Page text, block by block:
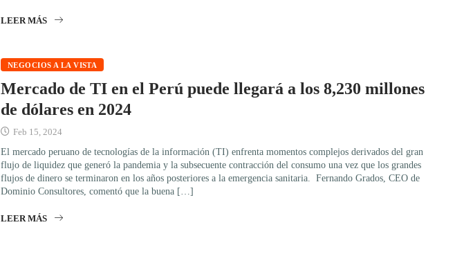
LEER MÁS
NEGOCIOS A LA VISTA
Mercado de TI en el Perú puede llegará a los 8,230 millones
de dólares en 2024
Feb 15, 2024
El mercado peruano de tecnologías de la información (TI) enfrenta momentos complejos derivados del gran
flujo de liquidez que generó la pandemia y la subsecuente contracción del consumo una vez que los grandes
flujos de dinero se terminaron en los años posteriores a la emergencia sanitaria. Fernando Grados, CEO de
Dominio Consultores, comentó que la buena […]
LEER MÁS